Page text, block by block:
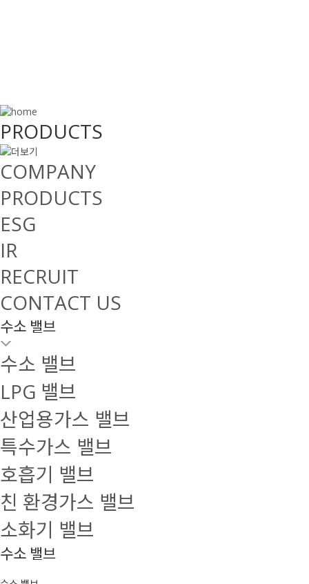
PRODUCTS
COMPANY
PRODUCTS
ESG
IR
RECRUIT
CONTACT US
수소 밸브
수소 밸브
LPG 밸브
산업용가스 밸브
특수가스 밸브
호흡기 밸브
친 환경가스 밸브
소화기 밸브
수소 밸브